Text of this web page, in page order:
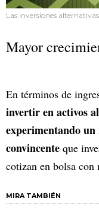
Las inversiones
Mayor
En términos de
invertir en activos
experimentando
convincente que
cotizan en bolsa con
MIRA TAMBIÉN